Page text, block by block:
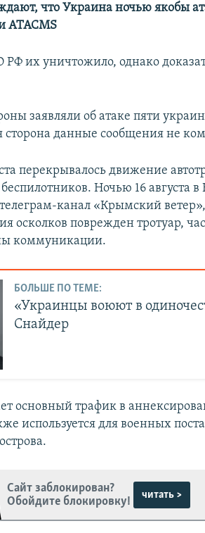
что Украина ночью якобы
ATACMS
их уничтожило, однако
заявляли об атаке пяти
данные сообщения не
перекрывалось движение
Ночью 16 августа в
канал «Крымский ветер»,
осколков поврежден тротуар,
коммуникации.
БОЛЬШЕ ПО ТЕМЕ:
«Украинцы воюют в
Снайдер
основный трафик в
используется для военных
Сайт заблокирован?
Обойдите блокировку!
читать >